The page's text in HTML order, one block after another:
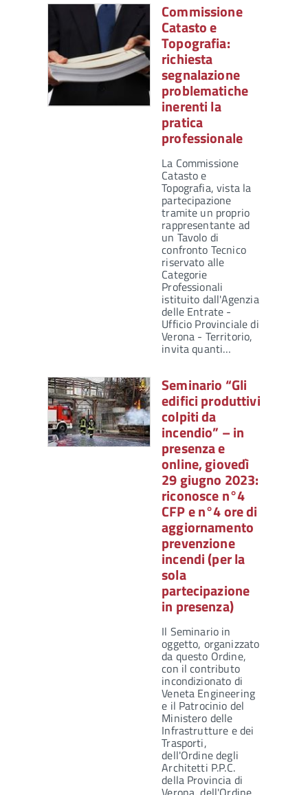
Commissione
Catasto e
Topografia:
richiesta
segnalazione
problematiche
inerenti la
pratica
professionale
La Commissione
Catasto e
Topografia, vista la
partecipazione
tramite un proprio
rappresentante ad
un Tavolo di
confronto Tecnico
riservato alle
Categorie
Professionali
istituito dall'Agenzia
delle Entrate -
Ufficio Provinciale di
Verona - Territorio,
invita quanti…
Seminario “Gli
edifici produttivi
colpiti da
incendio” – in
presenza e
online, giovedì
29 giugno 2023:
riconosce n°4
CFP e n°4 ore di
aggiornamento
prevenzione
incendi (per la
sola
partecipazione
in presenza)
Il Seminario in
oggetto, organizzato
da questo Ordine,
con il contributo
incondizionato di
Veneta Engineering
e il Patrocinio del
Ministero delle
Infrastrutture e dei
Trasporti,
dell'Ordine degli
Architetti P.P.C.
della Provincia di